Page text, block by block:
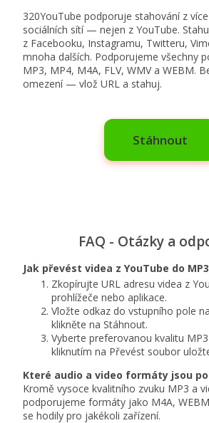
320YouTube podporuje stahování z
sociálních sítí — nejen z YouTube.
z Facebooku, Instagramu, Twitteru,
mnoha dalších. Podporujeme všechny
MP3, MP4, M4A, FLV, WMV a WEBM.
omezení — vlož URL a stahuj.
Stáhnout
FAQ - Otázky a
Jak převést videa z YouTube do
Zkopírujte URL adresu videa z
prohlížeče nebo aplikace.
Vložte odkaz do vstupního pole
klikněte na Stáhnout.
Vyberte preferovanou kvalitu
kliknutím na Převést soubor
Které audio a video formáty jsou
Kromě vysoce kvalitního zvuku MP3 a
podporujeme formáty jako M4A,
se hodily pro jakékoli zařízení.